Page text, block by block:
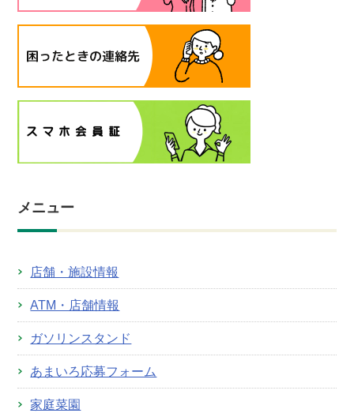
メニュー
店舗・施設情報
ATM・店舗情報
ガソリンスタンド
あまいろ応募フォーム
家庭菜園